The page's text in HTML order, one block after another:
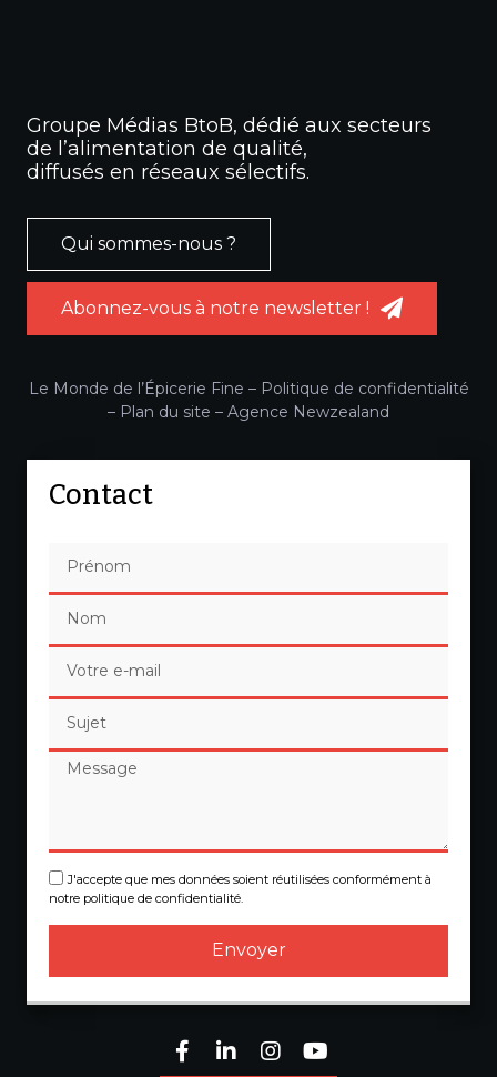
Groupe Médias BtoB, dédié aux secteurs
de l’alimentation de qualité,
diffusés en réseaux sélectifs.
Qui sommes-nous ?
Abonnez-vous à notre newsletter !
Le Monde de l’Épicerie Fine – Politique de confidentialité
– Plan du site – Agence Newzealand
Contact
J'accepte que mes données soient réutilisées conformément à
notre politique de confidentialité.
Envoyer